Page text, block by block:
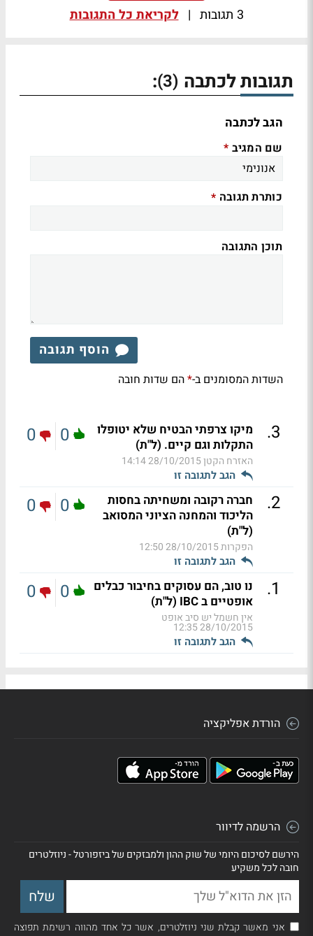
3 תגובות | לקריאת כל התגובות
תגובות לכתבה (3)
:
הגב לכתבה
שם המגיב *
כותרת תגובה *
תוכן התגובה
הוסף תגובה
השדות המסומנים ב-*הם שדות חובה
3
.
מיקו צרפתי הבטיח שלא יטופלו
התקלות וגם קיים. (ל"ת)
האזרח הקטן28/10/2015 14:14
הגב לתגובה זו
0
0
2
.
חברה רקובה ומשחיתה בחסות
הליכוד והמחנה הציוני המסואב
(ל"ת)
הפקרות28/10/2015 12:50
הגב לתגובה זו
0
0
1
.
נו טוב, הם עסוקים בחיבור כבלים
אופטיים ב IBC (ל"ת)
אין חשמל יש סיב אופט
28/10/2015 12:35
הגב לתגובה זו
0
0
הורדת אפליקציה
הרשמה לדיוור
הירשם לסיכום היומי של שוק ההון ולמבזקים של ביזפורטל - ניוזלטרים
חובה לכל משקיע
אני מאשר קבלת שני ניוזלטרים, אשר כל אחד מהווה רשימת תפוצה